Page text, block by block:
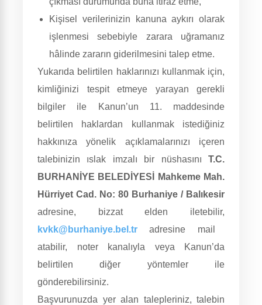
Kişisel verilerinizin kanuna aykırı olarak
işlenmesi sebebiyle zarara uğramanız
hâlinde zararın giderilmesini talep etme.
Yukarıda belirtilen haklarınızı kullanmak için,
kimliğinizi tespit etmeye yarayan gerekli
bilgiler ile Kanun’un 11. maddesinde
belirtilen haklardan kullanmak istediğiniz
hakkınıza yönelik açıklamalarınızı içeren
talebinizin ıslak imzalı bir nüshasını T.C.
BURHANİYE BELEDİYESİ Mahkeme Mah.
Hürriyet Cad. No: 80 Burhaniye / Balıkesir
adresine, bizzat elden iletebilir,
kvkk@burhaniye.bel.tradresine mail
atabilir, noter kanalıyla veya Kanun’da
belirtilen diğer yöntemler ile
gönderebilirsiniz.
Başvurunuzda yer alan talepleriniz, talebin